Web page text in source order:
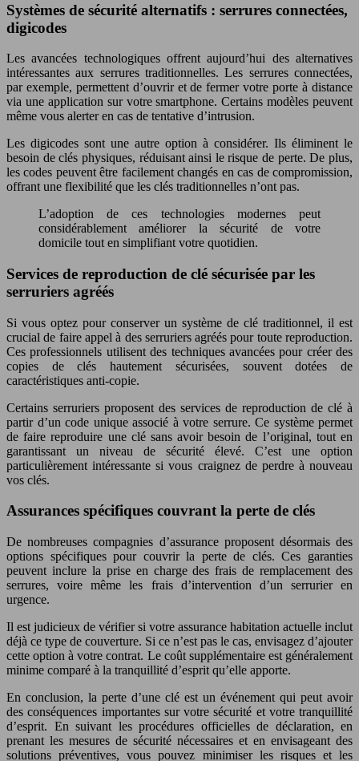
Systèmes de sécurité alternatifs : serrures connectées,
digicodes
Les avancées technologiques offrent aujourd’hui des alternatives
intéressantes aux serrures traditionnelles. Les serrures connectées,
par exemple, permettent d’ouvrir et de fermer votre porte à distance
via une application sur votre smartphone. Certains modèles peuvent
même vous alerter en cas de tentative d’intrusion.
Les digicodes sont une autre option à considérer. Ils éliminent le
besoin de clés physiques, réduisant ainsi le risque de perte. De plus,
les codes peuvent être facilement changés en cas de compromission,
offrant une flexibilité que les clés traditionnelles n’ont pas.
L’adoption de ces technologies modernes peut
considérablement améliorer la sécurité de votre
domicile tout en simplifiant votre quotidien.
Services de reproduction de clé sécurisée par les
serruriers agréés
Si vous optez pour conserver un système de clé traditionnel, il est
crucial de faire appel à des serruriers agréés pour toute reproduction.
Ces professionnels utilisent des techniques avancées pour créer des
copies de clés hautement sécurisées, souvent dotées de
caractéristiques anti-copie.
Certains serruriers proposent des services de reproduction de clé à
partir d’un code unique associé à votre serrure. Ce système permet
de faire reproduire une clé sans avoir besoin de l’original, tout en
garantissant un niveau de sécurité élevé. C’est une option
particulièrement intéressante si vous craignez de perdre à nouveau
vos clés.
Assurances spécifiques couvrant la perte de clés
De nombreuses compagnies d’assurance proposent désormais des
options spécifiques pour couvrir la perte de clés. Ces garanties
peuvent inclure la prise en charge des frais de remplacement des
serrures, voire même les frais d’intervention d’un serrurier en
urgence.
Il est judicieux de vérifier si votre assurance habitation actuelle inclut
déjà ce type de couverture. Si ce n’est pas le cas, envisagez d’ajouter
cette option à votre contrat. Le coût supplémentaire est généralement
minime comparé à la tranquillité d’esprit qu’elle apporte.
En conclusion, la perte d’une clé est un événement qui peut avoir
des conséquences importantes sur votre sécurité et votre tranquillité
d’esprit. En suivant les procédures officielles de déclaration, en
prenant les mesures de sécurité nécessaires et en envisageant des
solutions préventives, vous pouvez minimiser les risques et les